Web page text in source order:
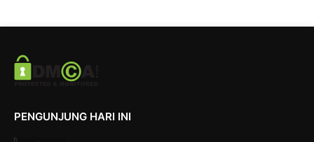
PENGUNJUNG HARI INI